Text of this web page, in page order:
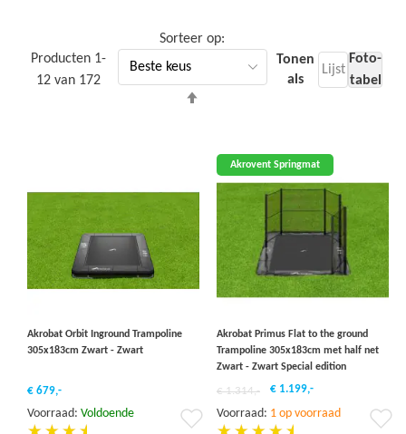
Tonen
als
Foto-
tabel
Lijst
Producten 1-
12van 172
Sorteer op
laag
sorteren
Akrobat Orbit Inground Trampoline
305x183cm Zwart - Zwart
€ 679,-
Voorraad: Voldoende
Voeg
Akrovent Springmat
Akrobat Primus Flat to the ground
Trampoline 305x183cm met half net
Zwart - Zwart Special edition
€ 1.314,- € 1.199,-
Voorraad: 1 op voorraad